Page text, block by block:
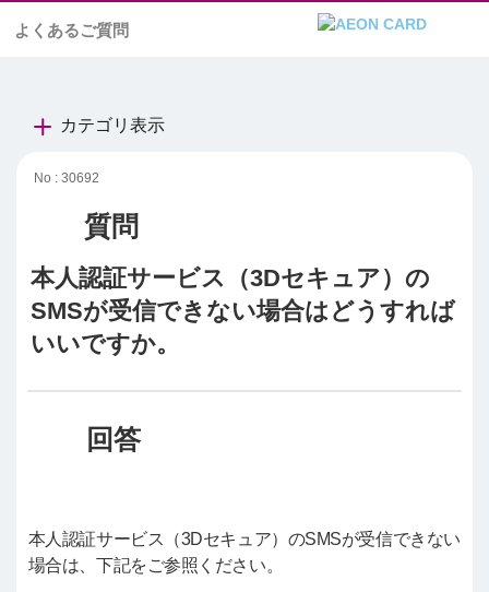
よくあるご質問
カテゴリ表示
No : 30692
本人認証サービス（3Dセキュア）の
SMSが受信できない場合はどうすれば
いいですか。
本人認証サービス（3Dセキュア）のSMSが受信できない
場合は、下記をご参照ください。